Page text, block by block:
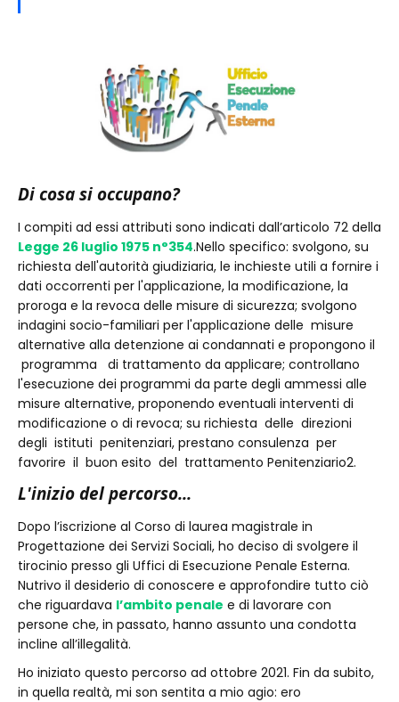
Di cosa si occupano?
I compiti ad essi attributi sono indicati dall’articolo 72 della
Legge 26 luglio 1975 n°354.Nello specifico: svolgono, su
richiesta dell'autorità giudiziaria, le inchieste utili a fornire i
dati occorrenti per l'applicazione, la modificazione, la
proroga e la revoca delle misure di sicurezza; svolgono
indagini socio-familiari per l'applicazione delle misure
alternative alla detenzione ai condannati e propongono il
programma di trattamento da applicare; controllano
l'esecuzione dei programmi da parte degli ammessi alle
misure alternative, proponendo eventuali interventi di
modificazione o di revoca; su richiesta delle direzioni
degli istituti penitenziari, prestano consulenza per
favorire il buon esito del trattamento Penitenziario2.
L'inizio del percorso...
Dopo l’iscrizione al Corso di laurea magistrale in
Progettazione dei Servizi Sociali, ho deciso di svolgere il
tirocinio presso gli Uffici di Esecuzione Penale Esterna.
Nutrivo il desiderio di conoscere e approfondire tutto ciò
che riguardava l’ambito penale e di lavorare con
persone che, in passato, hanno assunto una condotta
incline all’illegalità.
Ho iniziato questo percorso ad ottobre 2021. Fin da subito,
in quella realtà, mi son sentita a mio agio: ero